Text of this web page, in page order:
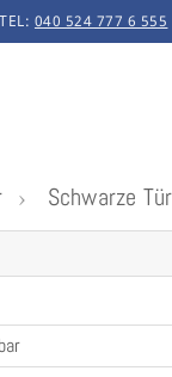
040 524 777 6 555
Schwarze